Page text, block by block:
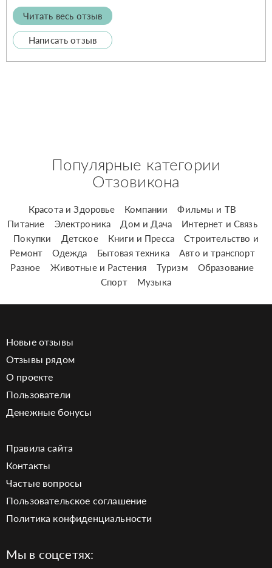
Читать весь отзыв
Написать отзыв
Популярные категории
Отзовикона
Красота и Здоровье Компании
Фильмы и ТВ
Питание
Электроника Дом и Дача
Интернет и Связь
Покупки
Детское Книги и Пресса
Строительство и
Ремонт
Одежда Бытовая техника
Авто и транспорт
Разное
Животные и Растения Туризм
Образование
Спорт
Музыка
Новые отзывы
Отзывы рядом
О проекте
Пользователи
Денежные бонусы
Правила сайта
Контакты
Частые вопросы
Пользовательское соглашение
Политика конфиденциальности
Мы в соцсетях: